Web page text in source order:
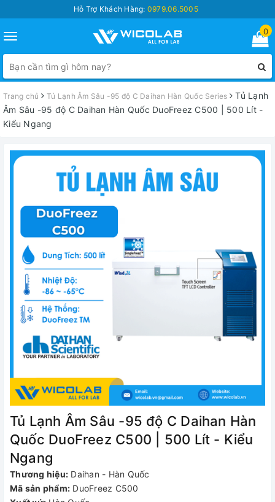
Hỗ Trợ Khách Hàng: 0979.06.5005
Toggle
navigation
0
Trang chủ Tủ Lạnh Âm Sâu -95 độ C Daihan Hàn Quốc Series
Tủ Lạnh
Âm Sâu -95 độ C Daihan Hàn Quốc DuoFreez C500 | 500 Lít -
Kiểu Ngang
Tủ Lạnh Âm Sâu -95 độ C Daihan Hàn
Quốc DuoFreez C500 | 500 Lít - Kiểu
Ngang
Thương hiệu: Daihan - Hàn Quốc
Mã sản phẩm: DuoFreez C500